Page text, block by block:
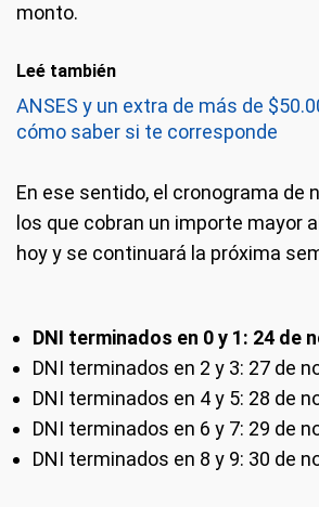
monto.
Leé también
ANSES y un extra de más de
cómo saber si te corresponde
En ese sentido, el cronograma de
los que cobran un importe mayor
hoy y se continuará la próxima
DNI terminados en 0 y 1: 24 de
DNI terminados en 2 y 3: 27 de
DNI terminados en 4 y 5: 28 de
DNI terminados en 6 y 7: 29 de
DNI terminados en 8 y 9: 30 de